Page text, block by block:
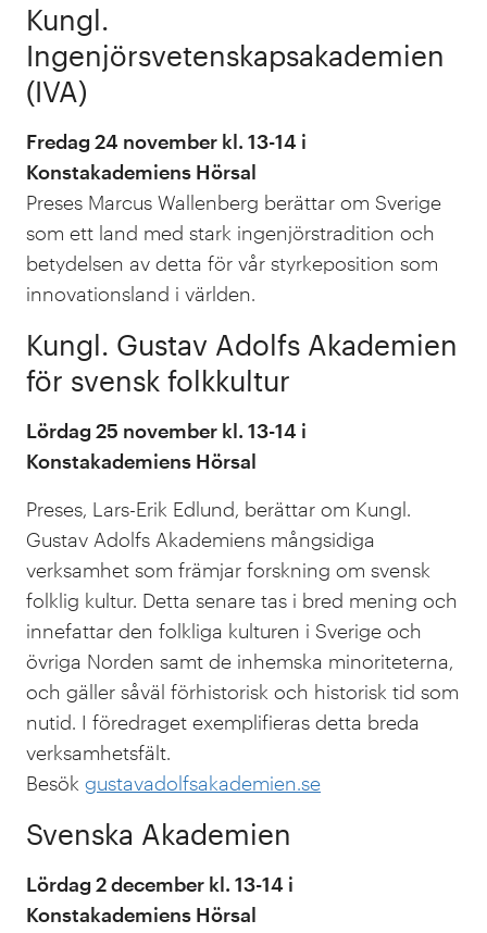
Kungl.
Ingenjörsvetenskapsakademien
(IVA)
Fredag 24 november kl. 13-14 i
Konstakademiens Hörsal
Preses Marcus Wallenberg berättar om Sverige
som ett land med stark ingenjörstradition och
betydelsen av detta för vår styrkeposition som
innovationsland i världen.
Kungl. Gustav Adolfs Akademien
för svensk folkkultur
Lördag 25 november kl. 13-14 i
Konstakademiens Hörsal
Preses, Lars-Erik Edlund, berättar om Kungl.
Gustav Adolfs Akademiens mångsidiga
verksamhet som främjar forskning om svensk
folklig kultur. Detta senare tas i bred mening och
innefattar den folkliga kulturen i Sverige och
övriga Norden samt de inhemska minoriteterna,
och gäller såväl förhistorisk och historisk tid som
nutid. I föredraget exemplifieras detta breda
verksamhetsfält.
Besök gustavadolfsakademien.se
Svenska Akademien
Lördag 2 december kl. 13-14 i
Konstakademiens Hörsal